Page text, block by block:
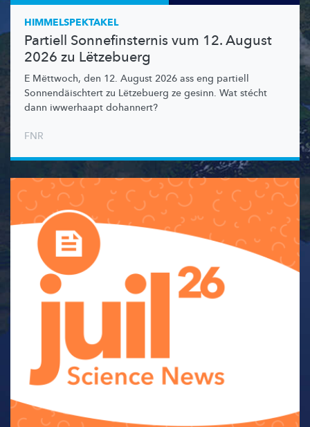
HIMMELSPEKTAKEL
Partiell Sonnefinsternis vum 12. August
2026 zu Lëtzebuerg
E Mëttwoch, den 12. August 2026 ass eng partiell
Sonnendäischtert zu Lëtzebuerg ze gesinn. Wat stécht
dann iwwerhaapt dohannert?
FNR